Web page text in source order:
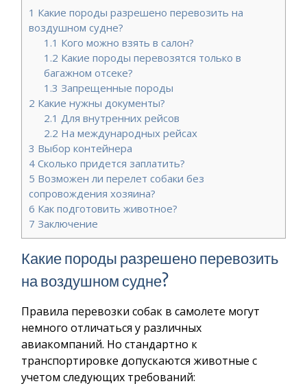
1 Какие породы разрешено перевозить на
воздушном судне?
1.1 Кого можно взять в салон?
1.2 Какие породы перевозятся только в
багажном отсеке?
1.3 Запрещенные породы
2 Какие нужны документы?
2.1 Для внутренних рейсов
2.2 На международных рейсах
3 Выбор контейнера
4Сколько придется заплатить?
5 Возможен ли перелет собаки без
сопровождения хозяина?
6 Как подготовить животное?
7 Заключение
Какие породы разрешено перевозить
на воздушном судне?
Правила перевозки собак в самолете могут
немного отличаться у различных
авиакомпаний. Но стандартно к
транспортировке допускаются животные с
учетом следующих требований: